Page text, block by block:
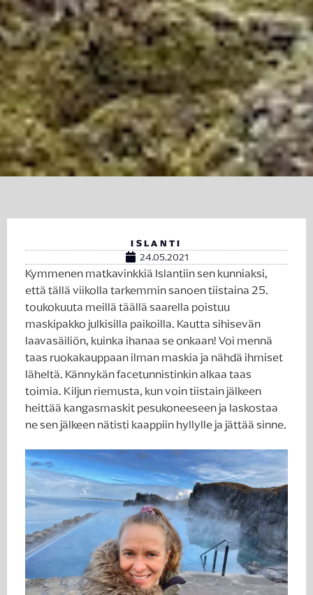
ISLANTI
24.05.2021
Kymmenen matkavinkkiä Islantiin sen kunniaksi,
että tällä viikolla tarkemmin sanoen tiistaina 25.
toukokuuta meillä täällä saarella poistuu
maskipakko julkisilla paikoilla. Kautta sihisevän
laavasäiliön, kuinka ihanaa se onkaan! Voi mennä
taas ruokakauppaan ilman maskia ja nähdä ihmiset
läheltä. Kännykän facetunnistinkin alkaa taas
toimia. Kiljun riemusta, kun voin tiistain jälkeen
heittää kangasmaskit pesukoneeseen ja laskostaa
ne sen jälkeen nätisti kaappiin hyllylle ja jättää sinne.